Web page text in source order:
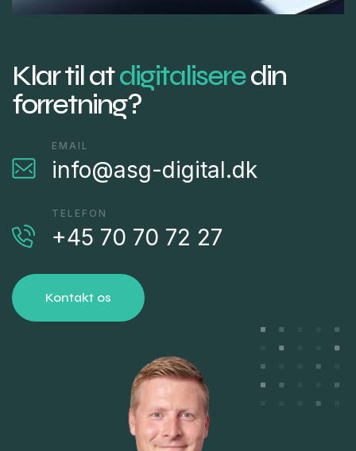
Klar til atdigitaliseredin
forretning?
EMAIL
info@asg-digital.dk
TELEFON
+45 70 70 72 27
Kontakt os